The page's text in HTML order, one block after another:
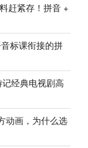
赶紧存！拼音 +
标课衔接的拼
经典电视剧高
动画，为什么选